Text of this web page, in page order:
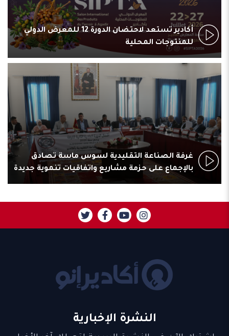
أكادير تستعد لاحتضان الدورة 12 للمعرض الدولي
للمنتوجات المحلية
غرفة الصناعة التقليدية لسوس ماسة تصادق
بالإجماع على حزمة مشاريع واتفاقيات تنموية جديدة
النشرة الإخبارية